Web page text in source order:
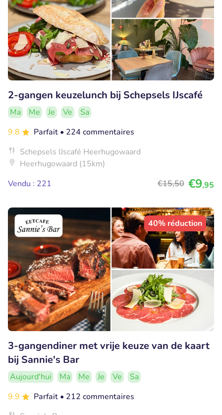
2-gangen keuzelunch bij Schepsels IJscafé
Ma Me Je Ve
Sa
9.8
Parfait • 224 commentaires
Schepsels IJscafé Heerhugowaard
Heerhugowaard (15km)
Vendu : 221
€15,50 €9,95
40% réduction
3-gangendiner met vrije keuze van de kaart
bij Sannie's Bar
Aujourd'hui Ma Me Je Ve
Sa
9.9
Parfait • 212 commentaires